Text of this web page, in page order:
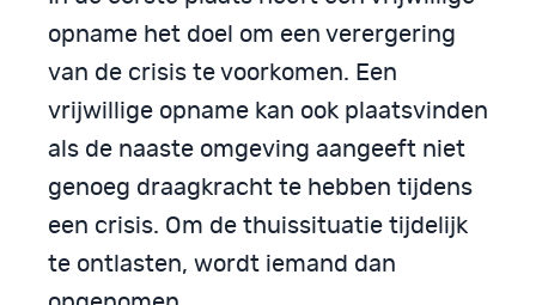
opname het doel om een verergering
van de crisis te voorkomen. Een
vrijwillige opname kan ook plaatsvinden
als de naaste omgeving aangeeft niet
genoeg draagkracht te hebben tijdens
een crisis. Om de thuissituatie tijdelijk
te ontlasten, wordt iemand dan